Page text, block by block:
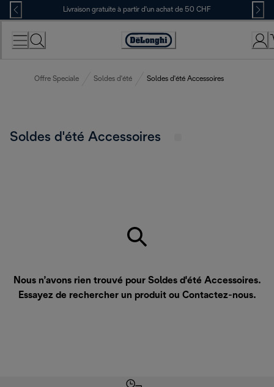
Skip
to
Content
Livraison gratuite à partir d'un achat de 50 CHF
Déclaration
Offre Speciale Soldes d'été Soldes d'été Accessoires
Soldes d'été Accessoires
Nous n’avons rien trouvé pour Soldes d'été Accessoires.
Essayez de rechercher un produit ou Contactez-nous.